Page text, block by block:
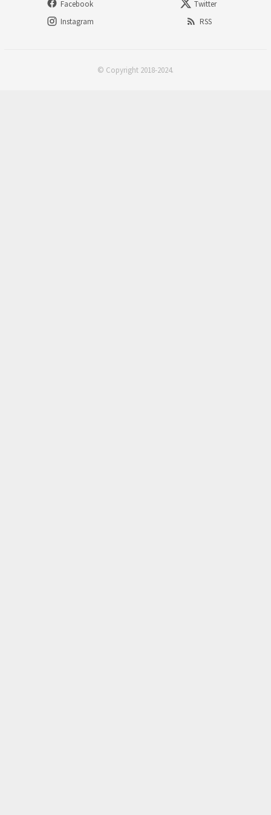
Facebook
Twitter
Instagram
RSS
© Copyright 2018-2024.